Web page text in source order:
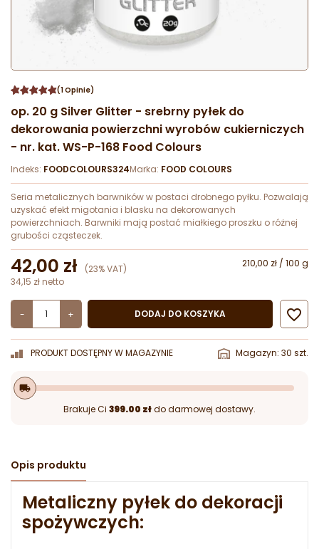
(1 Opinie)
op. 20 g Silver Glitter - srebrny pyłek do
dekorowania powierzchni wyrobów cukierniczych
- nr. kat. WS-P-168 Food Colours
Indeks: FOODCOLOURS324Marka: FOOD COLOURS
Seria metalicznych barwników w postaci drobnego pyłku. Pozwalają
uzyskać efekt migotania i blasku na dekorowanych
powierzchniach. Barwniki mają postać miałkiego proszku o różnej
grubości cząsteczek.
42,00 zł (23% VAT)
210,00 zł / 100 g
34,15 zł netto
- + DODAJ DO KOSZYKA 
PRODUKT DOSTĘPNY W MAGAZYNIE Magazyn: 30 szt.
local_shipping
Brakuje Ci 399.00 złdo darmowej dostawy.
Opis produktu
Metaliczny pyłek do dekoracji
spożywczych: